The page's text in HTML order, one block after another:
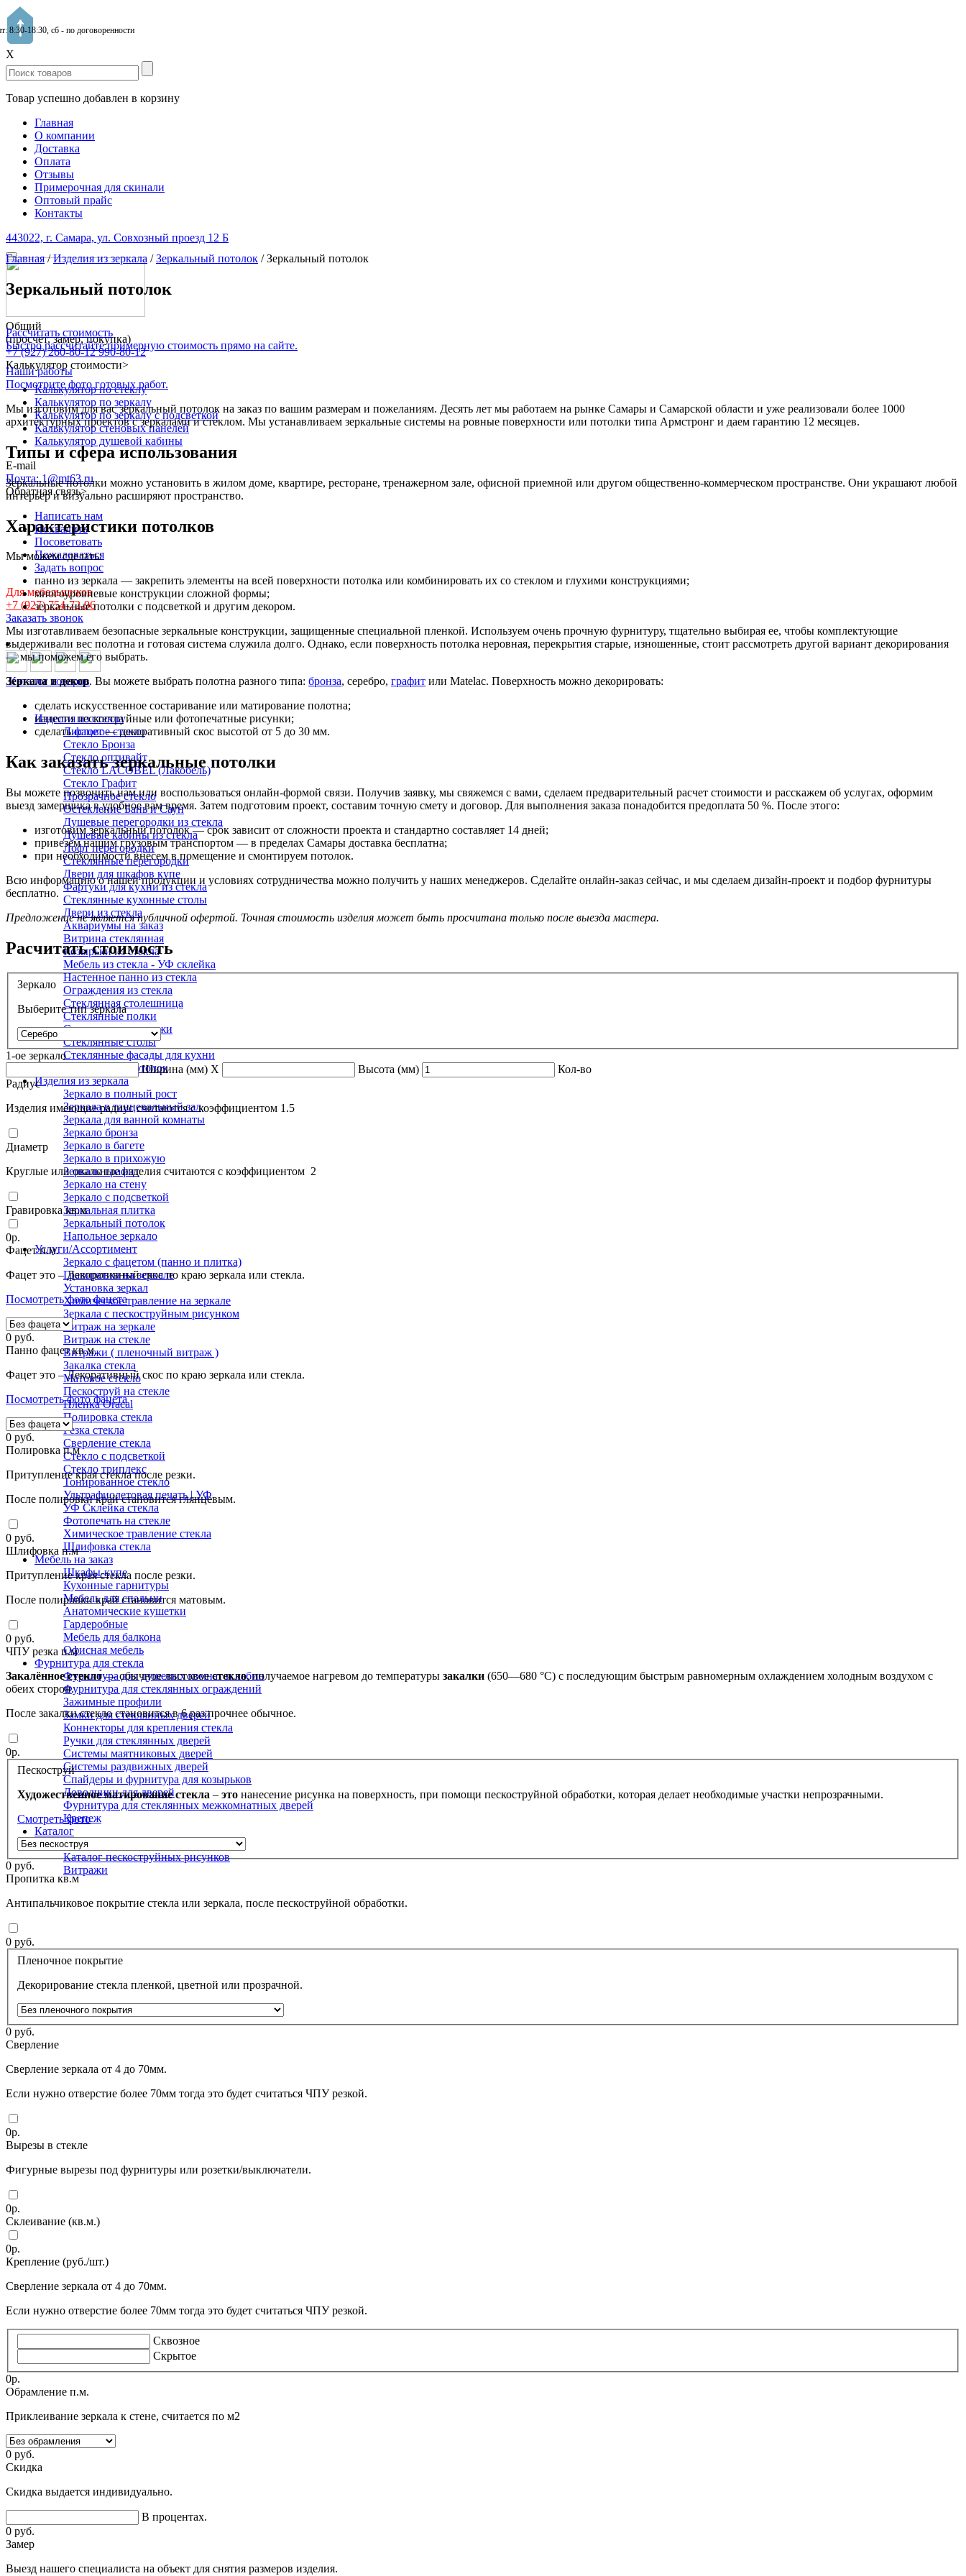
X
Товар успешно добавлен в корзину
Главная
О компании
Доставка
Оплата
Отзывы
Примерочная для скинали
Оптовый прайс
Контакты
443022, г. Самара, ул. Совхозный проезд 12 Б
Общий
(просчёт, замер, покупка)
+7 (927) 260-80-12990-80-12
8:30-18:30, сб - по договоренности
Калькулятор стоимости>
Калькулятор по стеклу
Калькулятор по зеркалу
Калькулятор по зеркалу с подсветкой
Калькулятор стеновых панелей
Калькулятор душевой кабины
E-mail
Почта: 1@mt63.ru
Обратная связь>
Написать нам
Похвалить
Посоветовать
Пожаловаться
Задать вопрос
Для мебельщиков
+7 (927) 754-72-96
Заказать звонок
Каталог товаров
Изделия из стекла
Листовое стекло
Стекло Бронза
Стекло оптивайт
Стекло LACOBEL (Лакобель)
Стекло Графит
Прозрачное стекло
Остекление Бань и Саун
Душевые перегородки из стекла
Душевые кабины из стекла
Лофт перегородки
Стеклянные перегородки
Двери для шкафов купе
Фартуки для кухни из стекла
Стеклянные кухонные столы
Двери из стекла
Аквариумы на заказ
Витрина стеклянная
Козырьки из стекла
Мебель из стекла - УФ склейка
Настенное панно из стекла
Ограждения из стекла
Стеклянная столешница
Стеклянные полки
Стеклянные стеллажи
Стеклянные столы
Стеклянные фасады для кухни
Стеклянный потолок
Изделия из зеркала
Зеркало в полный рост
Зеркала в танцевальный зал
Зеркала для ванной комнаты
Зеркало бронза
Зеркало в багете
Зеркало в прихожую
Зеркало графит
Зеркало на стену
Зеркало с подсветкой
Зеркальная плитка
Зеркальный потолок
Напольное зеркало
Услуги/Ассортимент
Зеркало с фацетом (панно и плитка)
Гравировка на зеркале
Установка зеркал
Химическое травление на зеркале
Зеркала с пескоструйным рисунком
Витраж на зеркале
Витраж на стекле
Витражи ( пленочный витраж )
Закалка стекла
Матовое стекло
Пескоструй на стекле
Пленка Oracal
Полировка стекла
Резка стекла
Сверление стекла
Стекло с подсветкой
Стекло триплекс
Тонированное стекло
Ультрафиолетовая печать | УФ
УФ Склейка стекла
Фотопечать на стекле
Химическое травление стекла
Шлифовка стекла
Мебель на заказ
Шкафы-купе
Кухонные гарнитуры
Мебель для спальни
Анатомические кушетки
Гардеробные
Мебель для балкона
Офисная мебель
Фурнитура для стекла
Фурнитура для душевых комнат и кабин
Фурнитура для стеклянных ограждений
Зажимные профили
Замки для стеклянных дверей
Коннекторы для крепления стекла
Ручки для стеклянных дверей
Системы маятниковых дверей
Системы раздвижных дверей
Спайдеры и фурнитура для козырьков
Доводчики для дверей
Фурнитура для стеклянных межкомнатных дверей
Крепеж
Каталог
Каталог скинали
Каталог пескоструйных рисунков
Витражи
Главная/Изделия из зеркала /Зеркальный потолок /Зеркальный потолок
Зеркальный потолок
Рассчитать стоимость
Быстро рассчитайте примерную стоимость прямо на сайте.
Наши работы
Посмотрите фото готовых работ.
Мы изготовим для вас зеркальный потолок на заказ по вашим размерам и пожеланиям. Десять лет мы работаем на рынке Самары и Самарской области и уже реализовали более 1000
архитектурных проектов с зеркалами и стеклом. Мы устанавливаем зеркальные системы на ровные поверхности или потолки типа Армстронг и даем гарантию 12 месяцев.
Типы и сфера использования
Зеркальные потолки можно установить в жилом доме, квартире, ресторане, тренажерном зале, офисной приемной или другом общественно-коммерческом пространстве. Они украшают любой
интерьер и визуально расширяют пространство.
Характеристики потолков
Мы можем сделать:
панно из зеркала — закрепить элементы на всей поверхности потолка или комбинировать их со стеклом и глухими конструкциями;
многоуровневые конструкции сложной формы;
зеркальные потолки с подсветкой и другим декором.
Мы изготавливаем безопасные зеркальные конструкции, защищенные специальной пленкой. Используем очень прочную фурнитуру, тщательно выбирая ее, чтобы комплектующие
выдерживали вес полотна и готовая система служила долго. Однако, если поверхность потолка неровная, перекрытия старые, изношенные, стоит рассмотреть другой вариант декорирования
— мы поможем его выбрать.
Зеркала и декор. Вы можете выбрать полотна разного типа: бронза, серебро, графит или Matelac. Поверхность можно декорировать:
сделать искусственное состаривание или матирование полотна;
нанести пескоструйные или фотопечатные рисунки;
сделатьфацет— декоративный скос высотой от 5 до 30 мм.
Как заказать зеркальные потолки
Вы можете позвонить нам или воспользоваться онлайн-формой связи. Получив заявку, мы свяжемся с вами, сделаем предварительный расчет стоимости и расскажем об услугах, оформим
выезд замерщика в удобное вам время. Затем подготовим проект, составим точную смету и договор. Для выполнения заказа понадобится предоплата 50 %. После этого:
изготовим зеркальный потолок — срок зависит от сложности проекта и стандартно составляет 14 дней;
привезем нашим грузовым транспортом — в пределах Самары доставка бесплатна;
при необходимости внесем в помещение и смонтируем потолок.
Всю информацию о нашей продукции и условиях сотрудничества можно получить у наших менеджеров. Сделайте онлайн-заказ сейчас, и мы сделаем дизайн-проект и подбор фурнитуры
бесплатно.
Предложение не является публичной офертой. Точная стоимость изделия может быть просчитана только после выезда мастера.
Расчитать стоимость
Зеркало
Выберите тип зеркала
1-ое зеркало
Ширина (мм) X Высота (мм)
Кол-во
Радиус
Изделия имеющие радиус считаются с коэффициентом 1.5
Диаметр
Круглые или овальные изделия считаются с коэффициентом 2
Гравировка кв.м
0р.
Фацет п.м.
Фацет это – Декоративный скос по краю зеркала или стекла.
Посмотреть фото фацета
0 руб.
Панно фацет кв.м.
Фацет это – Декоративный скос по краю зеркала или стекла.
Посмотреть фото фацета
0 руб.
Полировка п.м
Притупление края стекла после резки.
После полировки край становится глянцевым.
0 руб.
Шлифовка п.м
Притупление края стекла после резки.
После полировки край становится матовым.
0 руб.
ЧПУ резка п.м
Закалённое стекло́— обычное листовоестекло, получаемое нагревом до температуры закалки (650—680 °C) с последующим быстрым равномерным охлаждением холодным воздухом с
обеих сторон.
После закалки стекло становится в 6 раз прочнее обычное.
0р.
Пескоструй
Художественное матирование стекла – это нанесение рисунка на поверхность, при помощи пескоструйной обработки, которая делает необходимые участки непрозрачными.
Смотреть фото
0 руб.
Пропитка кв.м
Антипальчиковое покрытие стекла или зеркала, после пескоструйной обработки.
0 руб.
Пленочное покрытие
Декорирование стекла пленкой, цветной или прозрачной.
0 руб.
Сверление
Сверление зеркала от 4 до 70мм.
Если нужно отверстие более 70мм тогда это будет считаться ЧПУ резкой.
0р.
Вырезы в стекле
Фигурные вырезы под фурнитуры или розетки/выключатели.
0р.
Склеивание (кв.м.)
0р.
Крепление (руб./шт.)
Сверление зеркала от 4 до 70мм.
Если нужно отверстие более 70мм тогда это будет считаться ЧПУ резкой.
Сквозное
Скрытое
0р.
Обрамление п.м.
Приклеивание зеркала к стене, считается по м2
0 руб.
Скидка
Скидка выдается индивидуально.
В процентах.
0 руб.
Замер
Выезд нашего специалиста на объект для снятия размеров изделия.